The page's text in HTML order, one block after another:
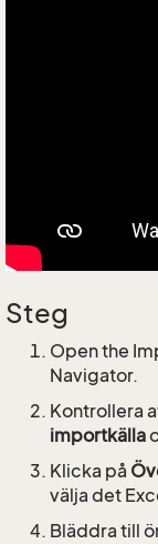
Steg
Open the
Navigator.
Kontrollera
importkälla
Klicka på
välja det
Bläddra till